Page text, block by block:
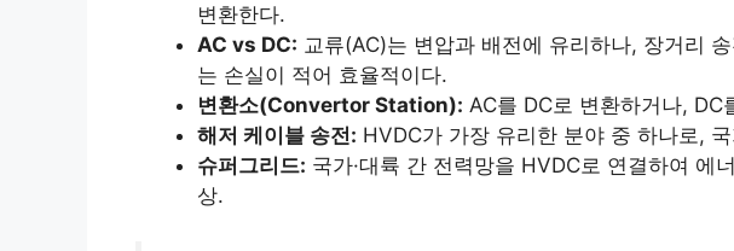
변환한다.
AC vs DC: 교류(AC)는 변압과 배전에 유리하나, 장거리
는 손실이 적어 효율적이다.
변환소(Convertor Station): AC를 DC로 변환하거나, DC
해저 케이블 송전: HVDC가 가장 유리한 분야 중 하나로,
슈퍼그리드: 국가·대륙 간 전력망을 HVDC로 연결하여 에
상.